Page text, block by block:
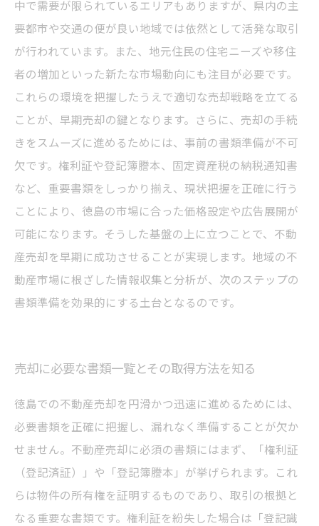
中で需要が限られているエリアもありますが、県内の主
要都市や交通の便が良い地域では依然として活発な取引
が行われています。また、地元住民の住宅ニーズや移住
者の増加といった新たな市場動向にも注目が必要です。
これらの環境を把握したうえで適切な売却戦略を立てる
ことが、早期売却の鍵となります。さらに、売却の手続
きをスムーズに進めるためには、事前の書類準備が不可
欠です。権利証や登記簿謄本、固定資産税の納税通知書
など、重要書類をしっかり揃え、現状把握を正確に行う
ことにより、徳島の市場に合った価格設定や広告展開が
可能になります。そうした基盤の上に立つことで、不動
産売却を早期に成功させることが実現します。地域の不
動産市場に根ざした情報収集と分析が、次のステップの
書類準備を効果的にする土台となるのです。
売却に必要な書類一覧とその取得方法を知る
徳島での不動産売却を円滑かつ迅速に進めるためには、
必要書類を正確に把握し、漏れなく準備することが欠か
せません。不動産売却に必須の書類にはまず、「権利証
（登記済証）」や「登記簿謄本」が挙げられます。これ
らは物件の所有権を証明するものであり、取引の根拠と
なる重要な書類です。権利証を紛失した場合は「登記識